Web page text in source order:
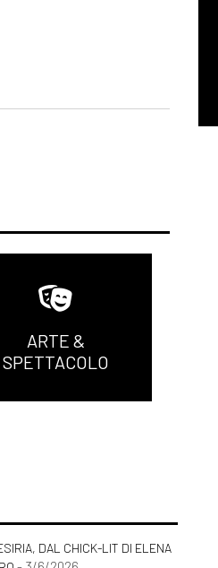
ARTE &
SPETTACOLO
DAL CHICK-LIT DI ELENA